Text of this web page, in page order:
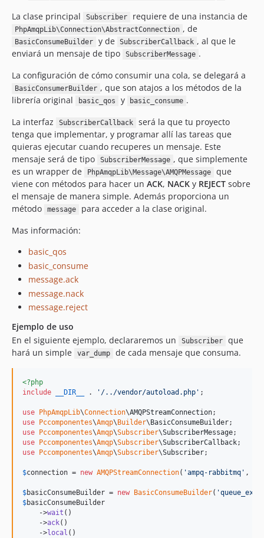
La clase principal Subscriber requiere de una instancia de
PhpAmqpLib\Connection\AbstractConnection , de
BasicConsumeBuilder y de SubscriberCallback , al que le
enviará un mensaje de tipo
SubscriberMessage .
La configuración de cómo consumir una cola, se delegará a
BasicConsumerBuilder , que son atajos a los métodos de la
librería original
basic_qos y basic_consume .
La interfaz
SubscriberCallback
será la que tu proyecto
tenga que implementar, y programar allí las tareas que
quieras ejecutar cuando recuperes un mensaje. Este
mensaje será de tipo
SubscriberMessage , que simplemente
es un wrapper de
PhpAmqpLib\Message\AMQPMessage
que
viene con métodos para hacer un ACK, NACK y REJECT sobre
el mensaje de manera simple. Además proporciona un
método
message
para acceder a la clase original.
Mas información:
basic_qos
basic_consume
message.ack
message.nack
message.reject
Ejemplo de uso
En el siguiente ejemplo, declararemos un
Subscriber
que
hará un simple
var_dump de cada mensaje que consuma.
<?php
include
__DIR__ . ' /../vendor/autoload.php ' ;
use PhpAmqpLib\Connection\AMQPStreamConnection
use
Pccomponentes\Amqp\ Builder\ BasicConsumeBuilder
use
Pccomponentes\Amqp\Subscriber\SubscriberMessage
use
Pccomponentes\Amqp\Subscriber\SubscriberCallback
use
Pccomponentes\Amqp\Subscriber\Subscriber;
$connection = new AMQPStreamConnection( 'ampq-rabbitmq ' ,
$basicConsumeBuilder = new BasicConsumeBuilder( '
$basicConsumeBuilder
    ->
wait ()
    ->
ack()
    ->
local ()